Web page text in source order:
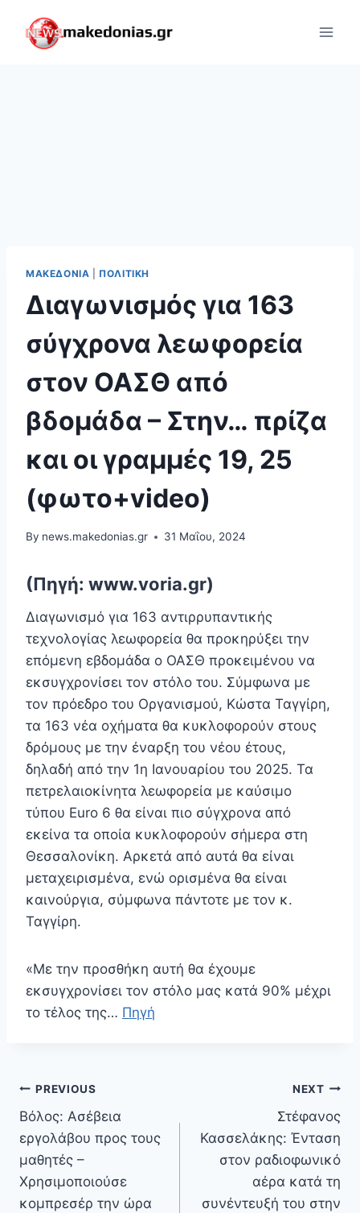
content
ΜΑΚΕΔΟΝΊΑ ΠΟΛΙΤΙΚΉ
Διαγωνισμός για 163
σύγχρονα λεωφορεία
στον ΟΑΣΘ από
βδομάδα – Στην… πρίζα
και οι γραμμές 19, 25
(φωτο+video)
By news.makedonias.gr 31 Μαΐου, 2024
(Πηγή: www.voria.gr)
Διαγωνισμό για 163 αντιρρυπαντικής
τεχνολογίας λεωφορεία θα προκηρύξει την
επόμενη εβδομάδα ο ΟΑΣΘ προκειμένου να
εκσυγχρονίσει τον στόλο του. Σύμφωνα με
τον πρόεδρο του Οργανισμού, Κώστα Ταγγίρη,
τα 163 νέα οχήματα θα κυκλοφορούν στους
δρόμους με την έναρξη του νέου έτους,
δηλαδή από την 1η Ιανουαρίου του 2025. Τα
πετρελαιοκίνητα λεωφορεία με καύσιμο
τύπου Euro 6 θα είναι πιο σύγχρονα από
εκείνα τα οποία κυκλοφορούν σήμερα στη
Θεσσαλονίκη. Αρκετά από αυτά θα είναι
μεταχειρισμένα, ενώ ορισμένα θα είναι
καινούργια, σύμφωνα πάντοτε με τον κ.
Ταγγίρη.
«Με την προσθήκη αυτή θα έχουμε
εκσυγχρονίσει τον στόλο μας κατά 90% μέχρι
το τέλος της… Πηγή
Πλοήγηση
άρθρων
PREVIOUS
Βόλος: Ασέβεια
εργολάβου προς τους
μαθητές –
Χρησιμοποιούσε
κομπρεσέρ την ώρα
NEXT
Στέφανος
Κασσελάκης: Ένταση
στον ραδιοφωνικό
αέρα κατά τη
συνέντευξή του στην